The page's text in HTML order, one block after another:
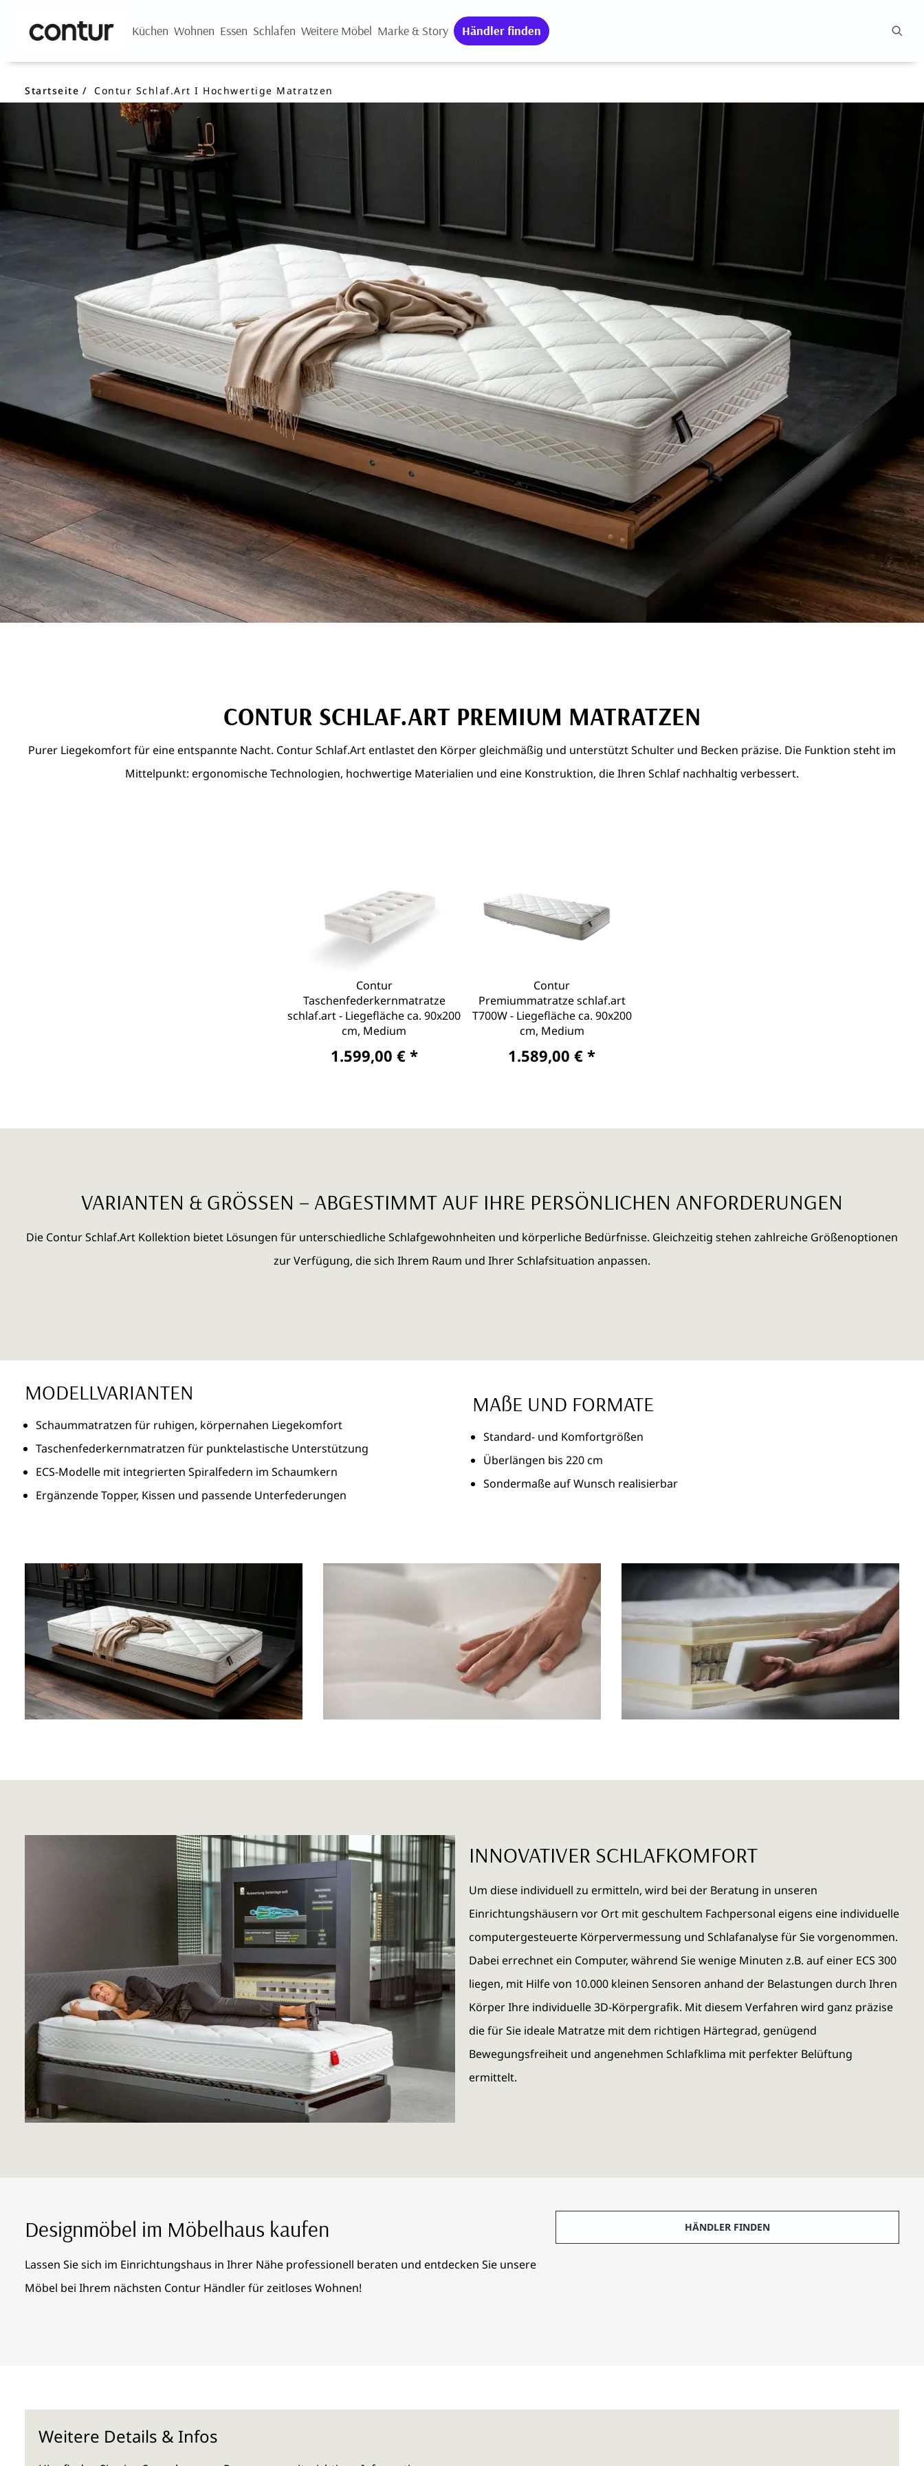
Küchen Wohnen Essen Schlafen Weitere Möbel Marke & Story Händler finden
Startseite Contur Schlaf.Art I Hochwertige Matratzen
CONTUR SCHLAF.ART PREMIUM MATRATZEN
Purer Liegekomfort für eine entspannte Nacht. Contur Schlaf.Art entlastet den Körper gleichmäßig und unterstützt Schulter und Becken präzise. Die Funktion steht im
Mittelpunkt: ergonomische Technologien, hochwertige Materialien und eine Konstruktion, die Ihren Schlaf nachhaltig verbessert.
Contur
Taschenfederkernmatratze
schlaf.art - Liegefläche ca. 90x200
cm, Medium
1.599,00 € *
Contur
Premiummatratze schlaf.art
T700W - Liegefläche ca. 90x200
cm, Medium
1.589,00 € *
VARIANTEN & GRÖSSEN – ABGESTIMMT AUF IHRE PERSÖNLICHEN ANFORDERUNGEN
Die Contur Schlaf.Art Kollektion bietet Lösungen für unterschiedliche Schlafgewohnheiten und körperliche Bedürfnisse. Gleichzeitig stehen zahlreiche Größenoptionen
zur Verfügung, die sich Ihrem Raum und Ihrer Schlafsituation anpassen.
MODELLVARIANTEN
Schaummatratzen für ruhigen, körpernahen Liegekomfort
Taschenfederkernmatratzen für punktelastische Unterstützung
ECS-Modelle mit integrierten Spiralfedern im Schaumkern
Ergänzende Topper, Kissen und passende Unterfederungen
MAßE UND FORMATE
Standard- und Komfortgrößen
Überlängen bis 220 cm
Sondermaße auf Wunsch realisierbar
INNOVATIVER SCHLAFKOMFORT
Um diese individuell zu ermitteln, wird bei der Beratung in unseren
Einrichtungshäusern vor Ort mit geschultem Fachpersonal eigens eine individuelle
computergesteuerte Körpervermessung und Schlafanalyse für Sie vorgenommen.
Dabei errechnet ein Computer, während Sie wenige Minuten z.B. auf einer ECS 300
liegen, mit Hilfe von 10.000 kleinen Sensoren anhand der Belastungen durch Ihren
Körper Ihre individuelle 3D-Körpergrafik. Mit diesem Verfahren wird ganz präzise
die für Sie ideale Matratze mit dem richtigen Härtegrad, genügend
Bewegungsfreiheit und angenehmen Schlafklima mit perfekter Belüftung
ermittelt.
Designmöbel im Möbelhaus kaufen
Lassen Sie sich im Einrichtungshaus in Ihrer Nähe professionell beraten und entdecken Sie unsere
Möbel bei Ihrem nächsten Contur Händler für zeitloses Wohnen!
HÄNDLER FINDEN
Weitere Details & Infos